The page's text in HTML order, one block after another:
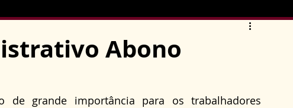
Abono
grande importância para os trabalhadores